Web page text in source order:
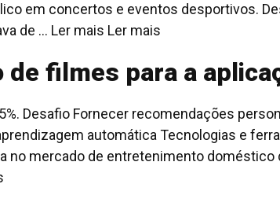
em concertos e eventos desportivos.
de ... Ler mais Ler mais
filmes para a
Desafio Fornecer recomendações
automática Tecnologias e
no mercado de entretenimento doméstico